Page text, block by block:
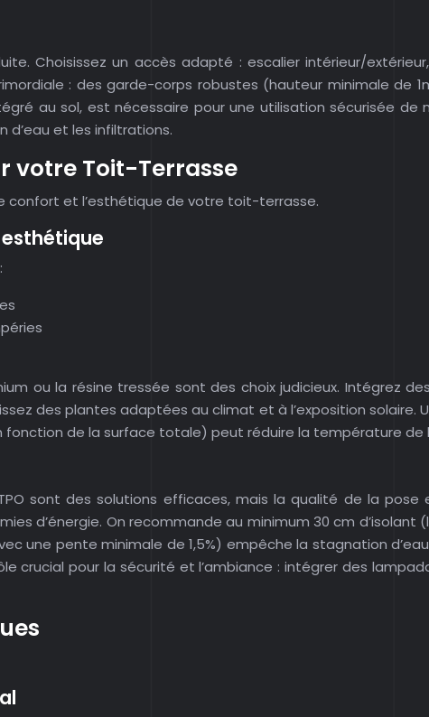
Choisissez un accès adapté : escalier intérieur/
: des garde-corps robustes (hauteur minimale de
au sol, est nécessaire pour une utilisation sécurisée de
et les infiltrations.
votre Toit-Terrasse
confort et l’esthétique de votre toit-terrasse.
ou la résine tressée sont des choix judicieux. Intégrez
des plantes adaptées au climat et à l’exposition solaire.
de la surface totale) peut réduire la température de
sont des solutions efficaces, mais la qualité de la pose
d’énergie. On recommande au minimum 30 cm d’isolant
une pente minimale de 1,5%) empêche la stagnation
crucial pour la sécurité et l’ambiance : intégrer des